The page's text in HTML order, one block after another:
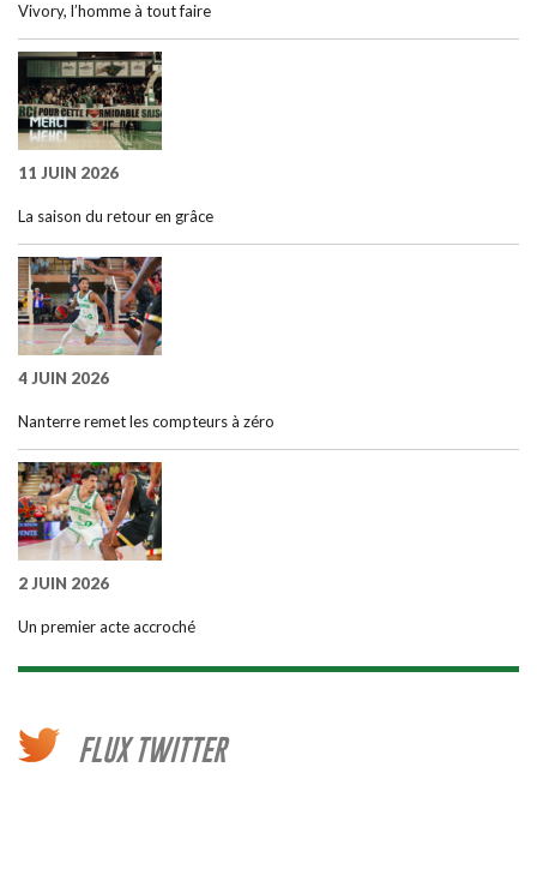
Vivory, l’homme à tout faire
11 JUIN 2026
La saison du retour en grâce
4 JUIN 2026
Nanterre remet les compteurs à zéro
2 JUIN 2026
Un premier acte accroché
FLUX TWITTER